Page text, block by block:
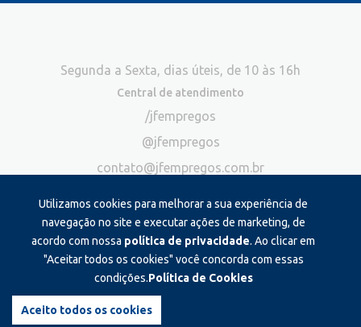
Utilizamos cookies para melhorar a sua experiência de
navegação no site e executar ações de marketing, de
acordo com nossa política de privacidade. Ao clicar em
"Aceitar todos os cookies" você concorda com essas
condições.Política de Cookies
Aceito todos os cookies
Segunda a Sexta, dias úteis, de 10 às 16h
Central de atendimento
/jfempregos
@jfempregos
contato@jfempregos.com.br
Publicidade
*Exclusivo para atendimento via chat. Não atendemos ligações neste
canal
Produzido e administrado por:
©2026 JF Empregos. Todos os direitos reservados